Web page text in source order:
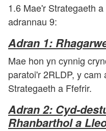
1.6 Mae'r Strategaeth
adrannau 9:
Adran 1:
Mae hon yn cynnig
paratoi'r 2RLDP, y
Strategaeth a Ffefrir.
Adran 2: Cyd-
Rhanbarthol a